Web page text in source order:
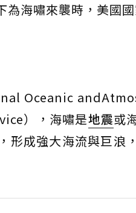
為海嘯來襲時，美國
Oceanic
），海嘯是地震或
形成強大海流與巨浪